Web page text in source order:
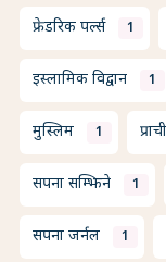
फ्रेडरिक पर्ल्स 1
इस्लामिक विद्वान 1
मुस्लिम 1
सपना सम्झिने 1
सपना जर्नल 1